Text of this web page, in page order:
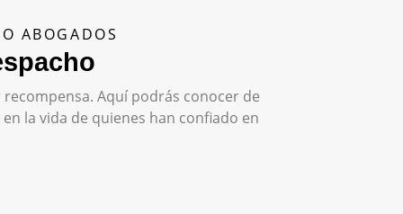
ABOGADOS
Aquí podrás conocer de
la vida de quienes han confiado en